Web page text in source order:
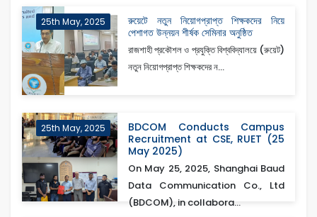
25th May, 2025
রুয়েটে নতুন নিয়োগপ্রাপ্ত শিক্ষকদের নিয়ে
পেশাগত উন্নয়ন শীর্ষক সেমিনার অনুষ্ঠিত
রাজশাহী প্রকৌশল ও প্রযুক্তি বিশ্ববিদ্যালয়ে (রুয়েট)
নতুন নিয়োগপ্রাপ্ত শিক্ষকদের ন...
25th May, 2025
BDCOM Conducts Campus
Recruitment at CSE, RUET (25
May 2025)
On May 25, 2025, Shanghai Baud
Data Communication Co., Ltd
(BDCOM), in collabora...